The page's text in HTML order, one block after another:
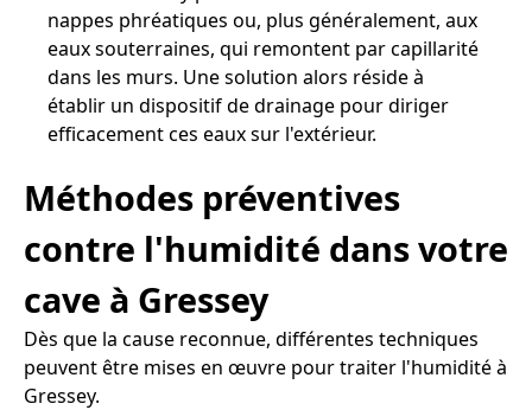
nappes phréatiques ou, plus généralement, aux
eaux souterraines, qui remontent par capillarité
dans les murs. Une solution alors réside à
établir un dispositif de drainage pour diriger
efficacement ces eaux sur l'extérieur.
Méthodes préventives
contre l'humidité dans votre
cave à Gressey
Dès que la cause reconnue, différentes techniques
peuvent être mises en œuvre pour traiter l'humidité à
Gressey.